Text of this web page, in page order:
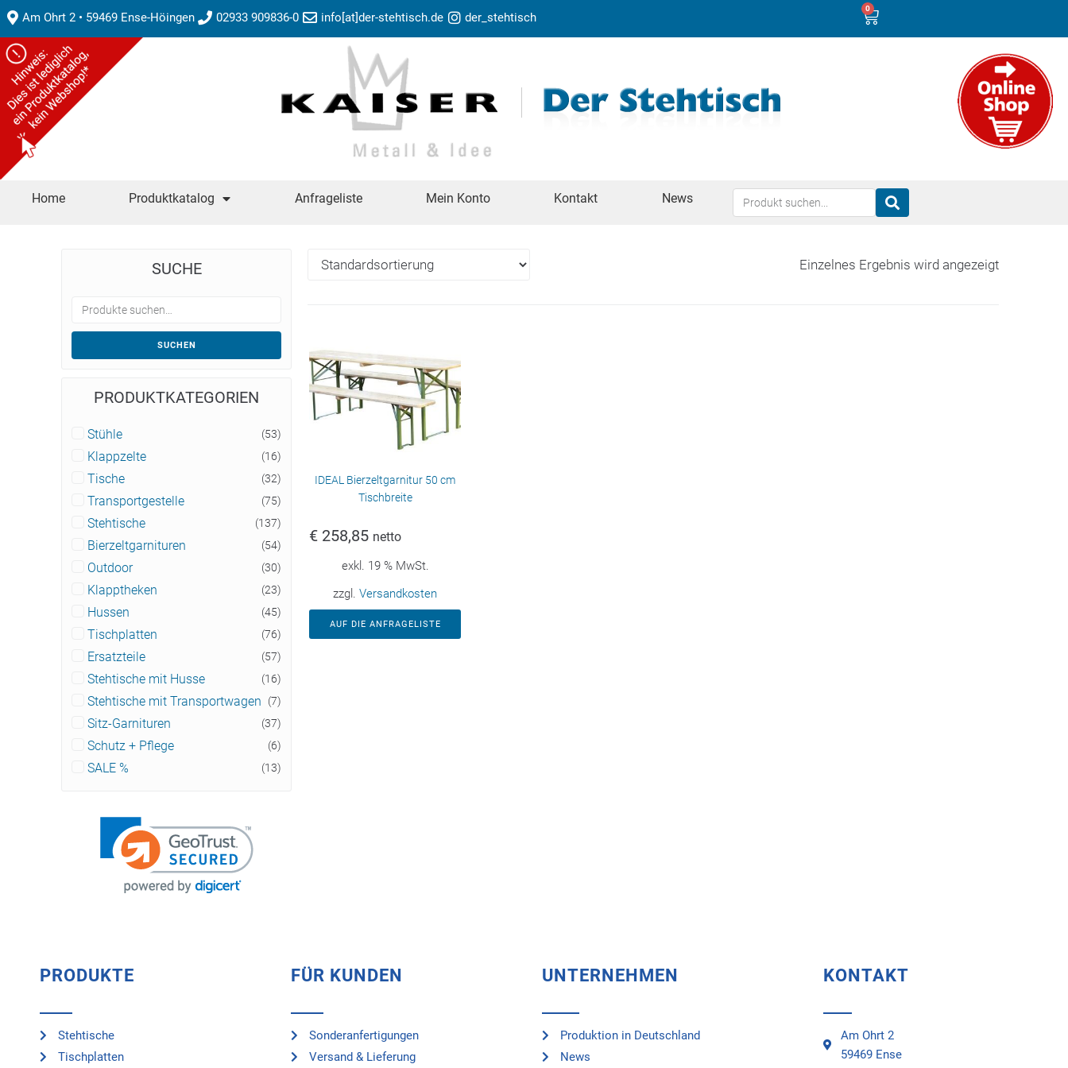
Am Ohrt 2 • 59469 Ense-Höingen 02933 909836-0 info[at]der-stehtisch.de der_stehtisch
0
Home Produktkatalog Anfrageliste Mein Konto Kontakt News
Einzelnes Ergebnis wird angezeigt
IDEAL Bierzeltgarnitur 50 cm
Tischbreite
€ 258,85 netto
exkl. 19 % MwSt.
zzgl. Versandkosten
AUF DIE ANFRAGELISTE
SUCHE
SUCHEN
PRODUKTKATEGORIEN
Stühle (53)
Klappzelte (16)
Tische (32)
Transportgestelle (75)
Stehtische (137)
Bierzeltgarnituren (54)
Outdoor (30)
Klapptheken (23)
Hussen (45)
Tischplatten (76)
Ersatzteile (57)
Stehtische mit Husse (16)
Stehtische mit Transportwagen (7)
Sitz-Garnituren (37)
Schutz + Pflege (6)
SALE % (13)
PRODUKTE
Stehtische
Tischplatten
FÜR KUNDEN
Sonderanfertigungen
Versand & Lieferung
UNTERNEHMEN
Produktion in Deutschland
News
KONTAKT
Am Ohrt 2
59469 Ense